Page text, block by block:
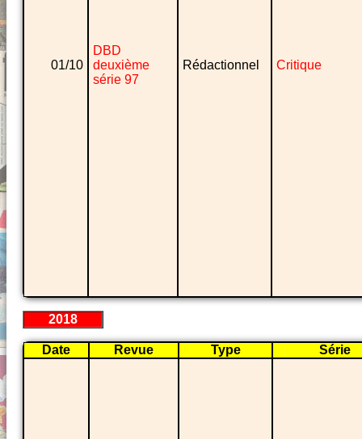
01/10
DBD
deuxième
série 97
Rédactionnel Critique
2018
Date Revue Type Série